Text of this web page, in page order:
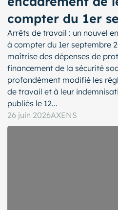
compter du 1er
Arrêts de travail : un nouvel
à compter du 1er septembre
maîtrise des dépenses de
financement de la sécurité
profondément modifié les
de travail et à leur
publiés le 12...
26 juin 2026AXENS